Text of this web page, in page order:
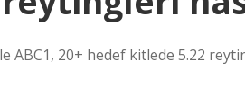
ABC1, 20+ hedef kitlede 5.22